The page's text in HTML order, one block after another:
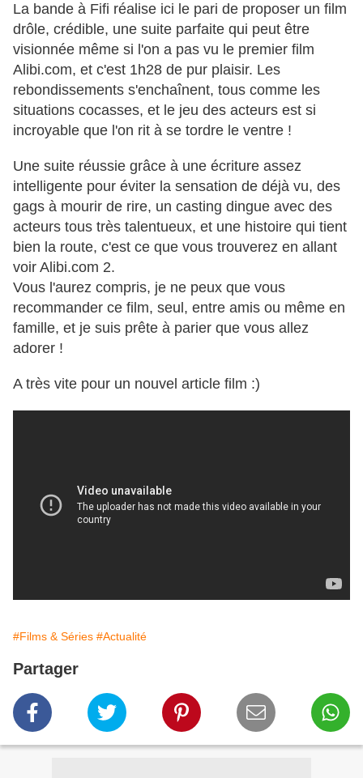
La bande à Fifi réalise ici le pari de proposer un film
drôle, crédible, une suite parfaite qui peut être
visionnée même si l'on a pas vu le premier film
Alibi.com, et c'est 1h28 de pur plaisir. Les
rebondissements s'enchaînent, tous comme les
situations cocasses, et le jeu des acteurs est si
incroyable que l'on rit à se tordre le ventre !
Une suite réussie grâce à une écriture assez
intelligente pour éviter la sensation de déjà vu, des
gags à mourir de rire, un casting dingue avec des
acteurs tous très talentueux, et une histoire qui tient
bien la route, c'est ce que vous trouverez en allant
voir Alibi.com 2.
Vous l'aurez compris, je ne peux que vous
recommander ce film, seul, entre amis ou même en
famille, et je suis prête à parier que vous allez
adorer !
A très vite pour un nouvel article film :)
#Films & Séries #Actualité
Partager